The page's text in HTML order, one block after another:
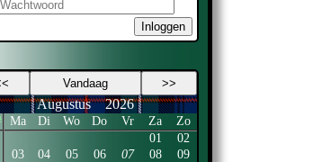
Inloggen
Vandaag >>
Augustus 2026
Ma Di Wo Do Vr Za
Zo
01
02
03 04 05 06 07 08
09